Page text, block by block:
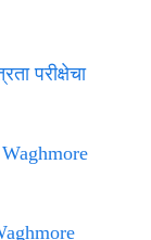
परीक्षेचा